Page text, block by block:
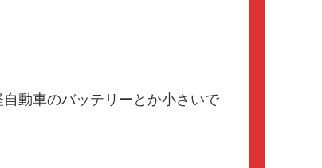
動車のバッテリーとか小さいで